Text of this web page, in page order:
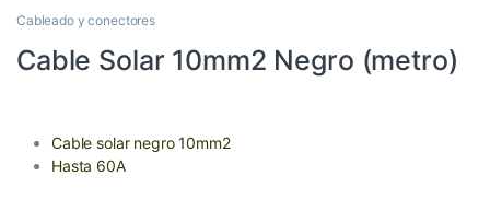
Cableado y conectores
Cable Solar 10mm2 Negro (metro)
Cable solar negro 10mm2
Hasta 60A